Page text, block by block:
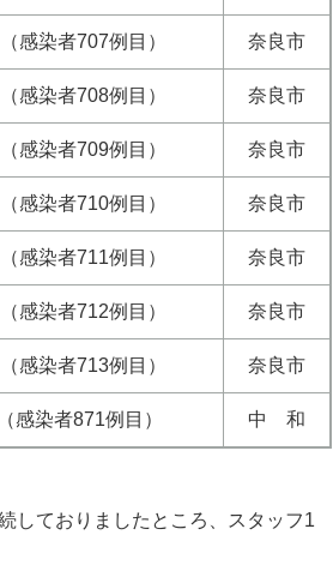
感染者707例目） 奈良市
感染者708例目） 奈良市
感染者709例目） 奈良市
感染者710例目） 奈良市
感染者711例目） 奈良市
感染者712例目） 奈良市
感染者713例目） 奈良市
感染者871例目） 中 和
しておりましたところ、スタッフ1